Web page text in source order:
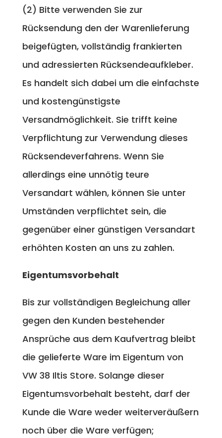
(2) Bitte verwenden Sie zur
Rücksendung den der Warenlieferung
beigefügten, vollständig frankierten
und adressierten Rücksendeaufkleber.
Es handelt sich dabei um die einfachste
und kostengünstigste
Versandmöglichkeit. Sie trifft keine
Verpflichtung zur Verwendung dieses
Rücksendeverfahrens. Wenn Sie
allerdings eine unnötig teure
Versandart wählen, können Sie unter
Umständen verpflichtet sein, die
gegenüber einer günstigen Versandart
erhöhten Kosten an uns zu zahlen.
Eigentumsvorbehalt
Bis zur vollständigen Begleichung aller
gegen den Kunden bestehender
Ansprüche aus dem Kaufvertrag bleibt
die gelieferte Ware im Eigentum von
VW 38 Iltis Store. Solange dieser
Eigentumsvorbehalt besteht, darf der
Kunde die Ware weder weiterveräußern
noch über die Ware verfügen;